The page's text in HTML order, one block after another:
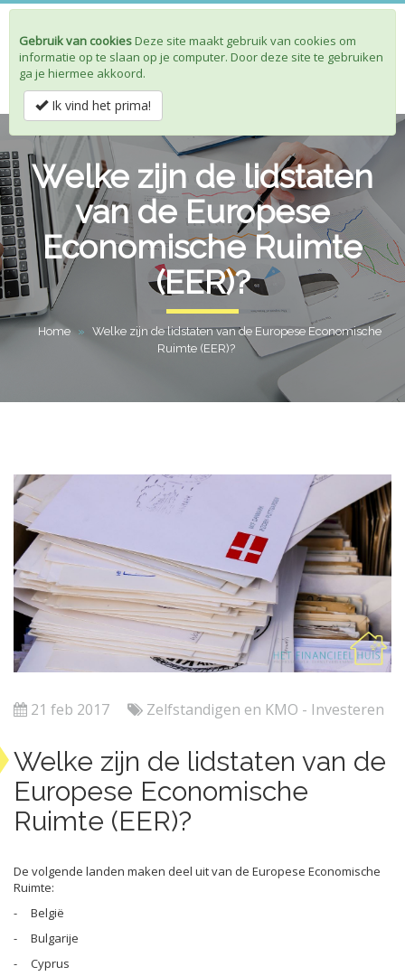
Toggle
Welke zijn de lidstaten
van de Europese
Economische Ruimte
(EER)?
Home » Welke zijn de lidstaten van de Europese Economische
Ruimte (EER)?
21 feb 2017 Zelfstandigen en KMO - Investeren
Welke zijn de lidstaten van de
Europese Economische
Ruimte (EER)?
De volgende landen maken deel uit van de Europese Economische
Ruimte:
- België
- Bulgarije
- Cyprus
Gebruik van cookiesDeze site maakt gebruik van cookies om
informatie op te slaan op je computer. Door deze site te gebruiken
ga je hiermee akkoord.
Ik vind het prima!